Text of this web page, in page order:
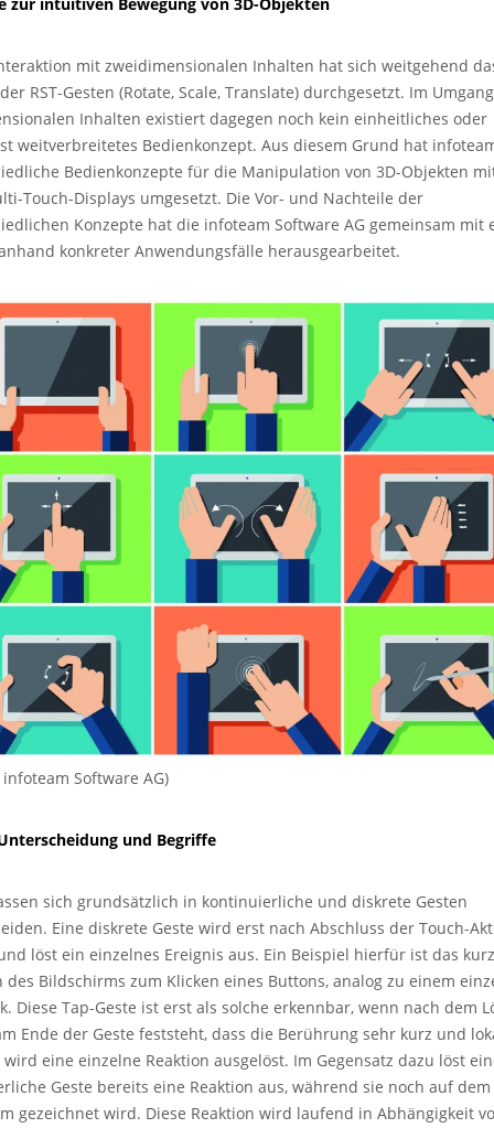
mit zweidimensionalen Inhalten hat sich weitgehend
RST-Gesten (Rotate, Scale, Translate) durchgesetzt. Im
Inhalten existiert dagegen noch kein einheitliches oder
weitverbreitetes Bedienkonzept. Aus diesem Grund hat
Bedienkonzepte für die Manipulation von 3D-Objekten
Touch-Displays umgesetzt. Die Vor- und Nachteile der
Konzepte hat die infoteam Software AG gemeinsam mit
konkreter Anwendungsfälle herausgearbeitet.
Software AG)
und Begriffe
sich grundsätzlich in kontinuierliche und diskrete Gesten
Eine diskrete Geste wird erst nach Abschluss der Touch-
löst ein einzelnes Ereignis aus. Ein Beispiel hierfür ist das
des Bildschirms zum Klicken eines Buttons, analog zu einem
Diese Tap-Geste ist erst als solche erkennbar, wenn nach dem
Ende der Geste feststeht, dass die Berührung sehr kurz und
eine einzelne Reaktion ausgelöst. Im Gegensatz dazu löst
Geste bereits eine Reaktion aus, während sie noch auf dem
gezeichnet wird. Diese Reaktion wird laufend in Abhängigkeit